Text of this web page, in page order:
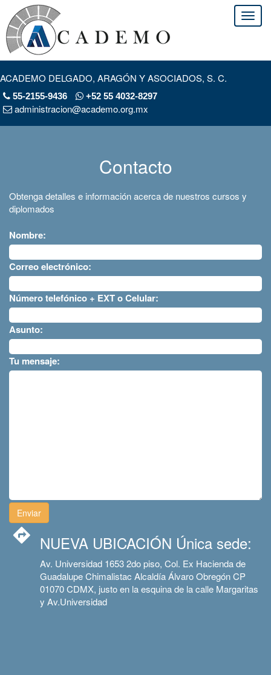
ACADEMO DELGADO, ARAGÓN Y ASOCIADOS, S. C.
55-2155-9436 +52 55 4032-8297
administracion@academo.org.mx
Contacto
Obtenga detalles e información acerca de nuestros cursos y
diplomados
Nombre:
Correo electrónico:
Número telefónico + EXT o Celular:
Asunto:
Tu mensaje:
NUEVA UBICACIÓN Única sede:
Av. Universidad 1653 2do piso, Col. Ex Hacienda de
Guadalupe Chimalistac Alcaldía Álvaro Obregón CP
01070 CDMX, justo en la esquina de la calle Margaritas
y Av.Universidad